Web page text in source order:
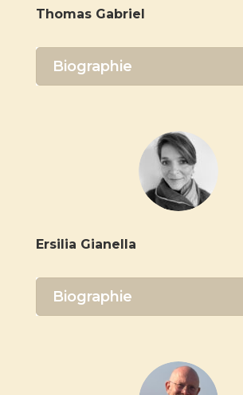
Thomas Gabriel
Biographie
Ersilia Gianella
Biographie